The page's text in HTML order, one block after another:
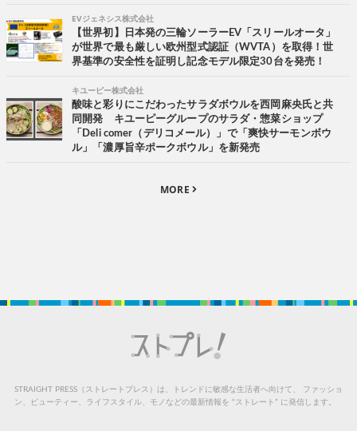
EVジェネシス株式会社
【世界初】日本発の三輪ソーラーEV「スリールオータ」
が世界で最も厳しい欧州型式認証（WVTA）を取得！世
界基準の安全性を証明し記念モデル限定30台を発売！
キユーピー株式会社
酸味と彩りにこだわったサラダボウルを西岡麻央氏と共
同開発 キユーピーグループのサラダ・惣菜ショップ
「Deli comer（デリコメール）」で「爽快サーモンボウ
ル」「濃厚旨辛ポークボウル」を新発売
MORE
STRAIGHT PRESS（ストレートプレス）は、トレンドに敏感な生活者へ向けて、
ファッショ
ン、ビューティー、ライフスタイル、モノなどの最新情報を “ストレート” に発信します。